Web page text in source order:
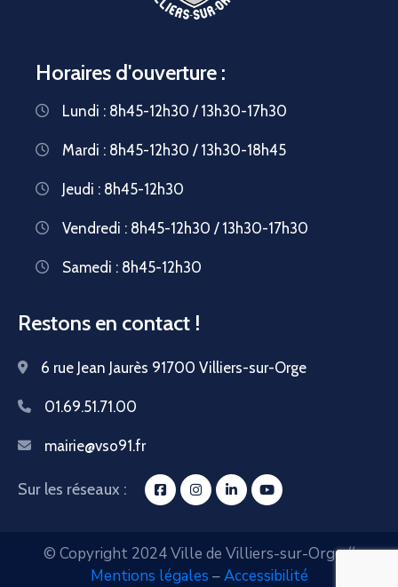
Horaires d'ouverture :
Lundi : 8h45-12h30 / 13h30-17h30
Mardi : 8h45-12h30 / 13h30-18h45
Jeudi : 8h45-12h30
Vendredi : 8h45-12h30 / 13h30-17h30
Samedi : 8h45-12h30
Restons en contact !
6 rue Jean Jaurès 91700 Villiers-sur-Orge
01.69.51.71.00
mairie@vso91.fr
Sur les réseaux :
© Copyright 2024 Ville de Villiers-sur-Orge //
Mentions légales –Accessibilité